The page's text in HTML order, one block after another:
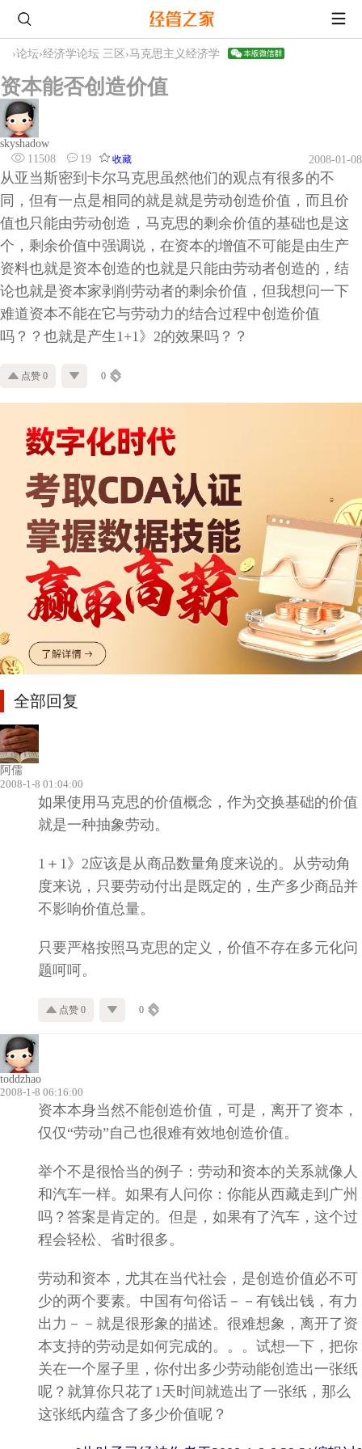
›论坛›经济学论坛 三区 ›马克思主义经济学
资本能否创造价值
skyshadow
11508
19 收藏 2008-01-08
从亚当斯密到卡尔马克思虽然他们的观点有很多的不
同，但有一点是相同的就是就是劳动创造价值，而且价
值也只能由劳动创造，马克思的剩余价值的基础也是这
个，剩余价值中强调说，在资本的增值不可能是由生产
资料也就是资本创造的也就是只能由劳动者创造的，结
论也就是资本家剥削劳动者的剩余价值，但我想问一下
难道资本不能在它与劳动力的结合过程中创造价值
吗？？也就是产生1+1》2的效果吗？？
点赞 0 0
全部回复
阿儒
2008-1-8 01:04:00
如果使用马克思的价值概念，作为交换基础的价值
就是一种抽象劳动。
1＋1》2应该是从商品数量角度来说的。从劳动角
度来说，只要劳动付出是既定的，生产多少商品并
不影响价值总量。
只要严格按照马克思的定义，价值不存在多元化问
题呵呵。
点赞 0 0
toddzhao
2008-1-8 06:16:00
资本本身当然不能创造价值，可是，离开了资本，
仅仅“劳动”自己也很难有效地创造价值。
举个不是很恰当的例子：劳动和资本的关系就像人
和汽车一样。如果有人问你：你能从西藏走到广州
吗？答案是肯定的。但是，如果有了汽车，这个过
程会轻松、省时很多。
劳动和资本，尤其在当代社会，是创造价值必不可
少的两个要素。中国有句俗话－－有钱出钱，有力
出力－－就是很形象的描述。很难想象，离开了资
本支持的劳动是如何完成的。。。试想一下，把你
关在一个屋子里，你付出多少劳动能创造出一张纸
呢？就算你只花了1天时间就造出了一张纸，那么
这张纸内蕴含了多少价值呢？